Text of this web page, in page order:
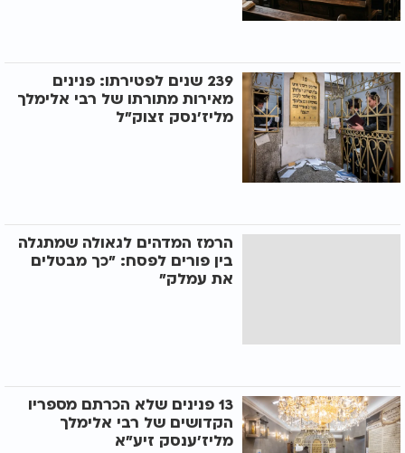
239 שנים לפטירתו: פנינים
מאירות מתורתו של רבי אלימלך
מליז'נסק זצוק"ל
הרמז המדהים לגאולה שמתגלה
בין פורים לפסח: "כך מבטלים
את עמלק"
13 פנינים שלא הכרתם מספריו
הקדושים של רבי אלימלך
מליז'ענסק זיע"א